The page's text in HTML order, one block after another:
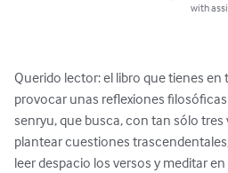
with
Querido lector: el libro que tienes
provocar unas reflexiones
senryu, que busca, con tan sólo tres
plantear cuestiones
leer despacio los versos y meditar